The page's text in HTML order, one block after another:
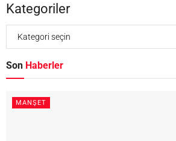
Kategoriler
Son Haberler
MANŞET